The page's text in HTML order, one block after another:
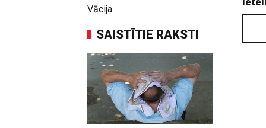
Vācija
SAISTĪTIE RAKSTI